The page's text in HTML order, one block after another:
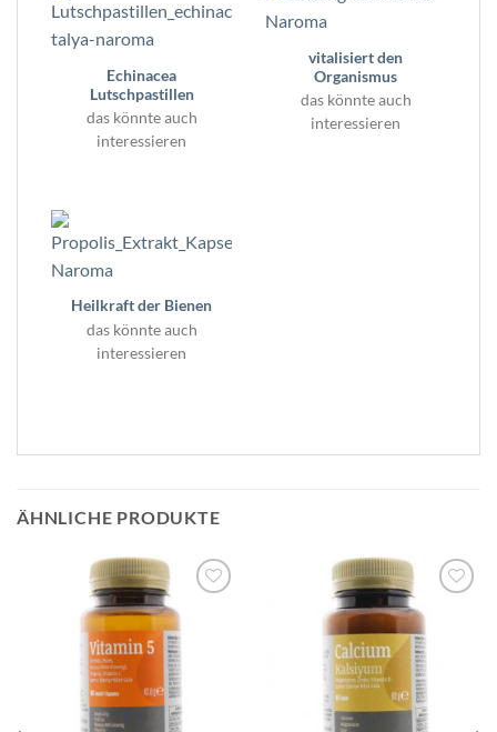
Echinacea
Lutschpastillen
das könnte auch
interessieren
vitalisiert den
Organismus
das könnte auch
interessieren
Heilkraft der Bienen
das könnte auch
interessieren
ÄHNLICHE PRODUKTE
hinzufügen
hinzufügen